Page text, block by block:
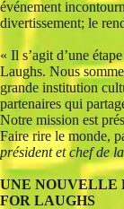
événement
divertissement; le
« Il s’agit d’une
Laughs. Nous
grande institution
partenaires qui
Notre mission est
Faire rire le monde,
président et chef de
UNE NOUVELLE
FOR LAUGHS